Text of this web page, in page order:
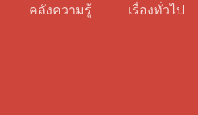
คลังความรู้ เรื่องทั่วไป